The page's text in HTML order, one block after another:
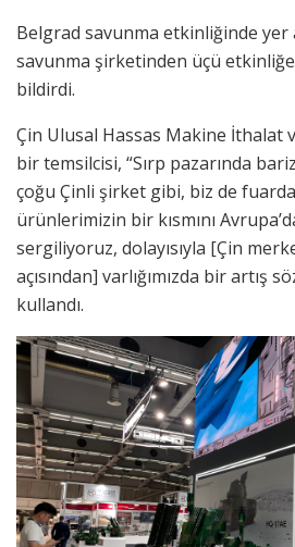
Belgrad savunma etkinliğinde yer
savunma şirketinden üçü etkinliğe
bildirdi.
Çin Ulusal Hassas Makine İthalat
bir temsilcisi, “Sırp pazarında
çoğu Çinli şirket gibi, biz de
ürünlerimizin bir kısmını
sergiliyoruz, dolayısıyla [Çin
açısından] varlığımızda bir artış
kullandı.